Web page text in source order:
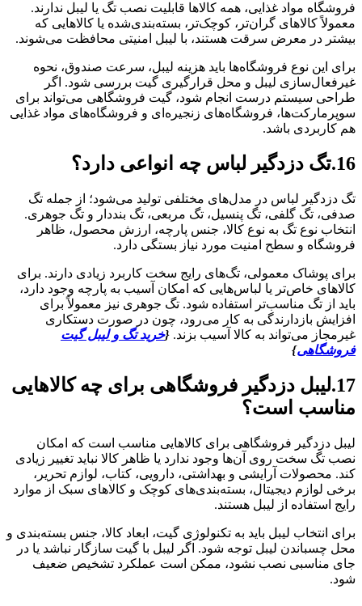
فروشگاه مواد غذایی، همه کالاها قابلیت نصب تگ یا لیبل ندارند.
معمولاً کالاهای گران‌تر، کوچک‌تر، بسته‌بندی‌شده یا کالاهایی که
بیشتر در معرض سرقت هستند، با لیبل امنیتی محافظت می‌شوند.
برای این نوع فروشگاه‌ها باید هزینه لیبل، سرعت صندوق، نحوه
غیرفعال‌سازی لیبل و محل قرارگیری گیت بررسی شود. اگر
طراحی سیستم درست انجام شود، گیت فروشگاهی می‌تواند برای
سوپرمارکت‌ها، فروشگاه‌های زنجیره‌ای و فروشگاه‌های مواد غذایی
هم کاربردی باشد.
16.تگ دزدگیر لباس چه انواعی دارد؟
تگ دزدگیر لباس در مدل‌های مختلفی تولید می‌شود؛ از جمله تگ
صدفی، تگ گلفی، تگ پنسیل، تگ مربعی، تگ بنددار و تگ جوهری.
انتخاب نوع تگ به نوع کالا، جنس پارچه، ارزش محصول، ظاهر
فروشگاه و سطح امنیت مورد نیاز بستگی دارد.
برای پوشاک معمولی، تگ‌های رایج سخت کاربرد زیادی دارند. برای
کالاهای خاص‌تر یا لباس‌هایی که امکان آسیب به پارچه وجود دارد،
باید از تگ مناسب‌تر استفاده شود. تگ جوهری نیز معمولاً برای
افزایش بازدارندگی به کار می‌رود، چون در صورت دستکاری
غیرمجاز می‌تواند به کالا آسیب بزند. {خرید تگ و لیبل گیت
فروشگاهی}
17.لیبل دزدگیر فروشگاهی برای چه کالاهایی
مناسب است؟
لیبل دزدگیر فروشگاهی برای کالاهایی مناسب است که امکان
نصب تگ سخت روی آن‌ها وجود ندارد یا ظاهر کالا نباید تغییر زیادی
کند. محصولات آرایشی و بهداشتی، دارویی، کتاب، لوازم تحریر،
برخی لوازم دیجیتال، بسته‌بندی‌های کوچک و کالاهای سبک از موارد
رایج استفاده از لیبل هستند.
برای انتخاب لیبل باید به تکنولوژی گیت، ابعاد کالا، جنس بسته‌بندی و
محل چسباندن لیبل توجه شود. اگر لیبل با گیت سازگار نباشد یا در
جای مناسبی نصب نشود، ممکن است عملکرد تشخیص ضعیف
شود.